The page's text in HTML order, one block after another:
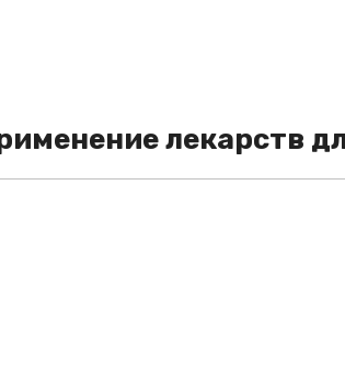
лекарств